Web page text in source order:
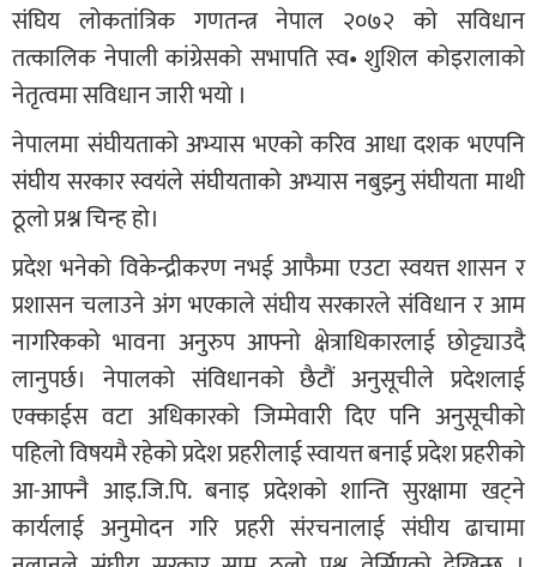
संघिय लोकतांत्रिक गणतन्त्र नेपाल २०७२ को सविधान
तत्कालिक नेपाली कांग्रेसको सभापति स्व• शुशिल कोइरालाको
नेतृत्वमा सविधान जारी भयो ।
नेपालमा संघीयताको अभ्यास भएको करिव आधा दशक भएपनि
संघीय सरकार स्वयंले संघीयताको अभ्यास नबुझ्नु संघीयता माथी
ठूलो प्रश्न चिन्ह हो।
प्रदेश भनेको विकेन्द्रीकरण नभई आफैमा एउटा स्वयत्त शासन र
प्रशासन चलाउने अंग भएकाले संघीय सरकारले संविधान र आम
नागरिकको भावना अनुरुप आफ्नो क्षेत्राधिकारलाई छोट्ट्याउदै
लानुपर्छ। नेपालको संविधानको छैटौं अनुसूचीले प्रदेशलाई
एक्काईस वटा अधिकारको जिम्मेवारी दिए पनि अनुसूचीको
पहिलो विषयमै रहेको प्रदेश प्रहरीलाई स्वायत्त बनाई प्रदेश प्रहरीको
आ-आफ्नै आइ.जि.पि. बनाइ प्रदेशको शान्ति सुरक्षामा खट्ने
कार्यलाई अनुमोदन गरि प्रहरी संरचनालाई संघीय ढाचामा